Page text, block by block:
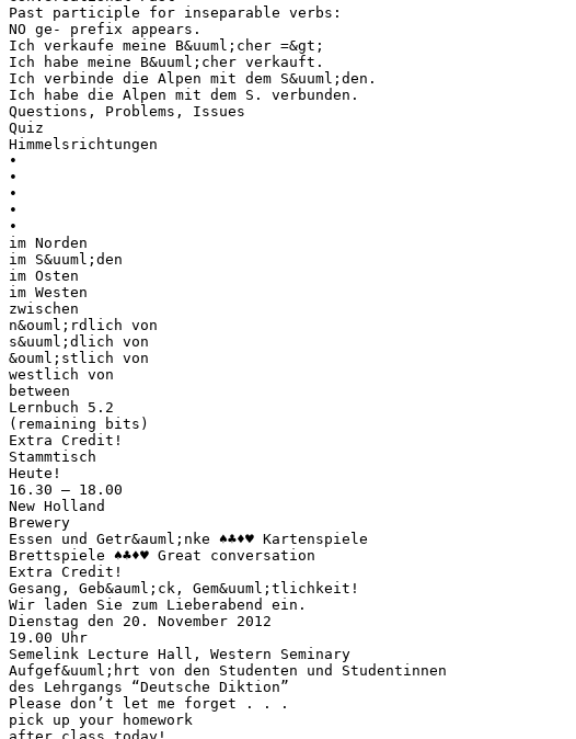
Past participle for inseparable verbs:
NO ge- prefix appears.
Ich verkaufe meine B&uuml;cher =&gt;
Ich habe meine B&uuml;cher verkauft.
Ich verbinde die Alpen mit dem S&uuml;den.
Ich habe die Alpen mit dem S. verbunden.
Questions, Problems, Issues
Quiz
Himmelsrichtungen
•
•
•
•
•
im Norden
im S&uuml;den
im Osten
im Westen
zwischen
n&ouml;rdlich von
s&uuml;dlich von
&ouml;stlich von
westlich von
between
Lernbuch 5.2
(remaining bits)
Extra Credit!
Stammtisch
Heute!
16.30 – 18.00
New Holland
Brewery
Essen und Getr&auml;nke ♠♣♦♥ Kartenspiele
Brettspiele ♠♣♦♥ Great conversation
Extra Credit!
Gesang, Geb&auml;ck, Gem&uuml;tlichkeit!
Wir laden Sie zum Lieberabend ein.
Dienstag den 20. November 2012
19.00 Uhr
Semelink Lecture Hall, Western Seminary
Aufgef&uuml;hrt von den Studenten und Studentinnen
des Lehrgangs “Deutsche Diktion”
Please don’t let me forget . . .
pick up your homework